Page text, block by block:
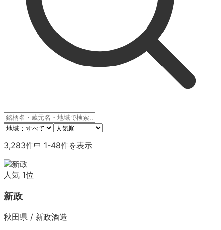
3,283件中 1-48件を表示
人気 1位
新政
秋田県 / 新政酒造